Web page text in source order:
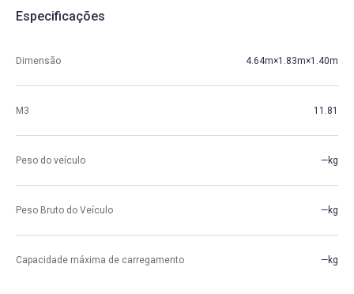
Especificações
Dimensão 4.64m×1.83m×1.40m
M3 11.81
Peso do veículo —kg
Peso Bruto do Veículo —kg
Capacidade máxima de carregamento —kg